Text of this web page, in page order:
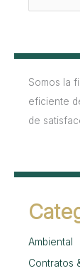
Somos la
eficiente
de
Ambiental
Contratos